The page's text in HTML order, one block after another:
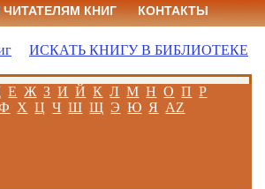
КНИГ
КОНТАКТЫ
ИСКАТЬ КНИГУ В БИБЛИОТЕКЕ
Е Ж З И Й К Л М Н О П Р
Х Ц Ч Ш Щ Э Ю Я AZ